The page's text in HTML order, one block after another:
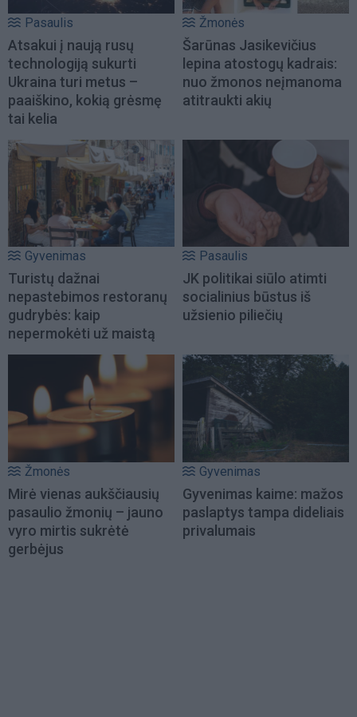
Pasaulis
Atsakui į naują rusų
technologiją sukurti
Ukraina turi metus –
paaiškino, kokią grėsmę
tai kelia
Žmonės
Šarūnas Jasikevičius
lepina atostogų kadrais:
nuo žmonos neįmanoma
atitraukti akių
Gyvenimas
Turistų dažnai
nepastebimos restoranų
gudrybės: kaip
nepermokėti už maistą
Pasaulis
JK politikai siūlo atimti
socialinius būstus iš
užsienio piliečių
Žmonės
Mirė vienas aukščiausių
pasaulio žmonių – jauno
vyro mirtis sukrėtė
gerbėjus
Gyvenimas
Gyvenimas kaime: mažos
paslaptys tampa dideliais
privalumais